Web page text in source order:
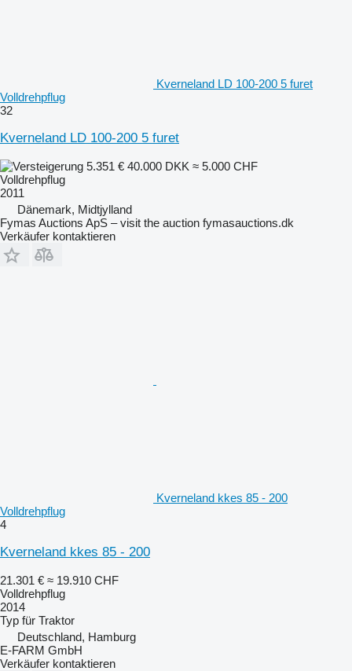
Kverneland LD 100-200 5 furet
Volldrehpflug
32
Kverneland LD 100-200 5 furet
5.351 € 40.000 DKK ≈ 5.000 CHF
Volldrehpflug
2011
Dänemark, Midtjylland
Fymas Auctions ApS – visit the auction fymasauctions.dk
Verkäufer kontaktieren
Kverneland kkes 85 - 200
Volldrehpflug
4
Kverneland kkes 85 - 200
21.301 € ≈ 19.910 CHF
Volldrehpflug
2014
Typ für Traktor
Deutschland, Hamburg
E-FARM GmbH
Verkäufer kontaktieren